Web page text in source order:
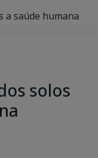
a saúde humana
solos